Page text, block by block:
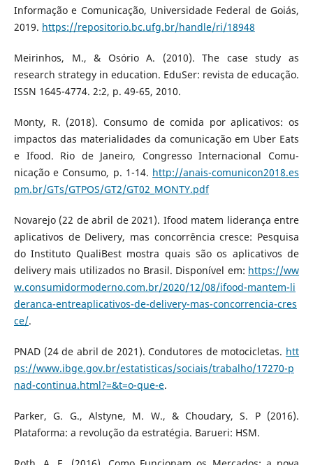
Informação e Comunicação, Universidade Federal de Goiás,
2019. https://repositorio.bc.ufg.br/handle/ri/18948
Meirinhos, M., & Osório A. (2010). The case study as
research strategy in education. EduSer: revista de educação.
ISSN 1645-4774. 2:2, p. 49-65, 2010.
Monty, R. (2018). Consumo de comida por aplicativos: os
impactos das materialidades da comunicação em Uber Eats
e Ifood. Rio de Janeiro, Congresso Internacional Comu-
nicação e Consumo, p. 1-14. http://anais-comunicon2018.es
pm.br/GTs/GTPOS/GT2/GT02_MONTY.pdf
Novarejo (22 de abril de 2021). Ifood matem liderança entre
aplicativos de Delivery, mas concorrência cresce: Pesquisa
do Instituto QualiBest mostra quais são os aplicativos de
delivery mais utilizados no Brasil. Disponível em: https://ww
w.consumidormoderno.com.br/2020/12/08/ifood-mantem-li
deranca-entreaplicativos-de-delivery-mas-concorrencia-cres
ce/.
PNAD (24 de abril de 2021). Condutores de motocicletas. htt
ps://www.ibge.gov.br/estatisticas/sociais/trabalho/17270-p
nad-continua.html?=&t=o-que-e.
Parker, G. G., Alstyne, M. W., & Choudary, S. P (2016).
Plataforma: a revolução da estratégia. Barueri: HSM.